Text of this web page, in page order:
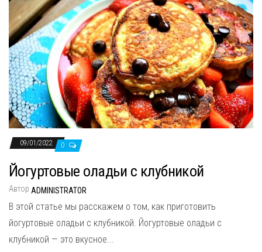
09/01/2022 0
Йогуртовые оладьи с клубникой
Автор ADMINISTRATOR
В этой статье мы расскажем о том, как приготовить
йогуртовые оладьи с клубникой. Йогуртовые оладьи с
клубникой — это вкусное...